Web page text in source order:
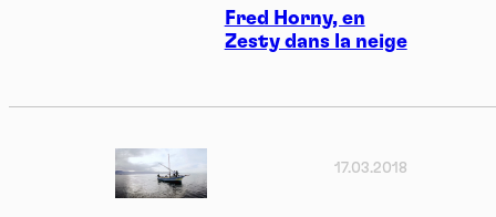
Fred Horny, en
Zesty dans la neige
17.03.2018